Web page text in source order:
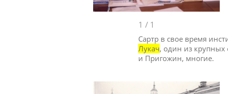
1 / 1
Сартр в свое время
Лукач, один из крупных
и Пригожин, многие.